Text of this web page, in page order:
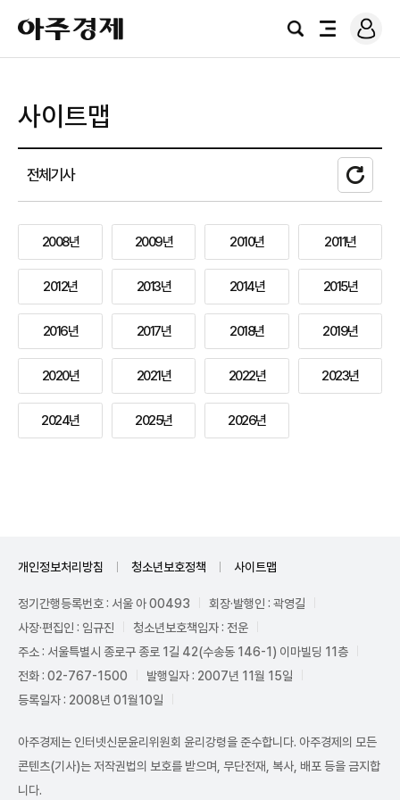
아
주
경
검
전
로
그
사이트맵
전체기사
새
로
고
2008년 2009년 2010년 2011년
2012년 2013년 2014년 2015년
2016년 2017년 2018년 2019년
2020년 2021년 2022년 2023년
2024년 2025년 2026년
개인정보처리방침 청소년보호정책 사이트맵
정기간행등록번호 : 서울 아 00493
회장·발행인 : 곽영길
사장·편집인 : 임규진
청소년보호책임자 : 전운
주소 : 서울특별시 종로구 종로 1길 42(수송동 146-1) 이마빌딩 11층
전화 : 02-767-1500
발행일자 : 2007년 11월 15일
등록일자 : 2008년 01월10일
아주경제는 인터넷신문윤리위원회 윤리강령을 준수합니다. 아주경제의 모든
콘텐츠(기사)는 저작권법의 보호를 받으며, 무단전재, 복사, 배포 등을 금지합
니다.